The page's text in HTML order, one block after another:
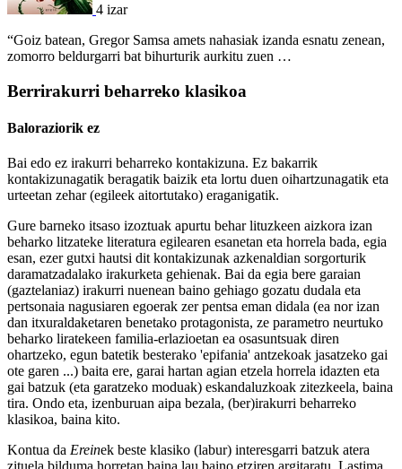
4 izar
“Goiz batean, Gregor Samsa amets nahasiak izanda esnatu zenean,
zomorro beldurgarri bat bihurturik aurkitu zuen …
Berrirakurri beharreko klasikoa
Baloraziorik ez
Bai edo ez irakurri beharreko kontakizuna. Ez bakarrik
kontakizunagatik beragatik baizik eta lortu duen oihartzunagatik eta
urteetan zehar (egileek aitortutako) eraganigatik.
Gure barneko itsaso izoztuak apurtu behar lituzkeen aizkora izan
beharko litzateke literatura egilearen esanetan eta horrela bada, egia
esan, ezer gutxi hautsi dit kontakizunak azkenaldian sorgorturik
daramatzadalako irakurketa gehienak. Bai da egia bere garaian
(gaztelaniaz) irakurri nuenean baino gehiago gozatu dudala eta
pertsonaia nagusiaren egoerak zer pentsa eman didala (ea nor izan
dan itxuraldaketaren benetako protagonista, ze parametro neurtuko
beharko liratekeen familia-erlazioetan ea osasuntsuak diren
ohartzeko, egun batetik besterako 'epifania' antzekoak jasatzeko gai
ote garen ...) baita ere, garai hartan agian etzela horrela idazten eta
gai batzuk (eta garatzeko moduak) eskandaluzkoak zitezkeela, baina
tira. Ondo eta, izenburuan aipa bezala, (ber)irakurri beharreko
klasikoa, baina kito.
Kontua da Ereinek beste klasiko (labur) interesgarri batzuk atera